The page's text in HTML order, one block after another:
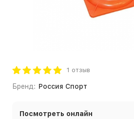
1 отзыв
Бренд: Россия Спорт
Посмотреть онлайн